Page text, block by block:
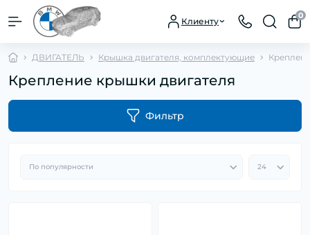
Клиенту
0
ДВИГАТЕЛЬ Крышка двигателя, комплектующие
Крепление крышки двигателя
Фильтр